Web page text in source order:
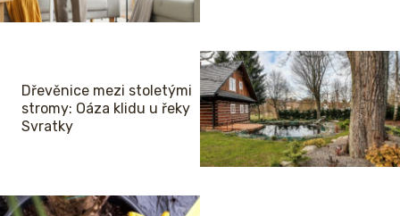
Dřevěnice mezi stoletými
stromy: Oáza klidu u řeky
Svratky